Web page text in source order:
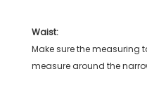
Waist:
Make sure the measuring
measure around the